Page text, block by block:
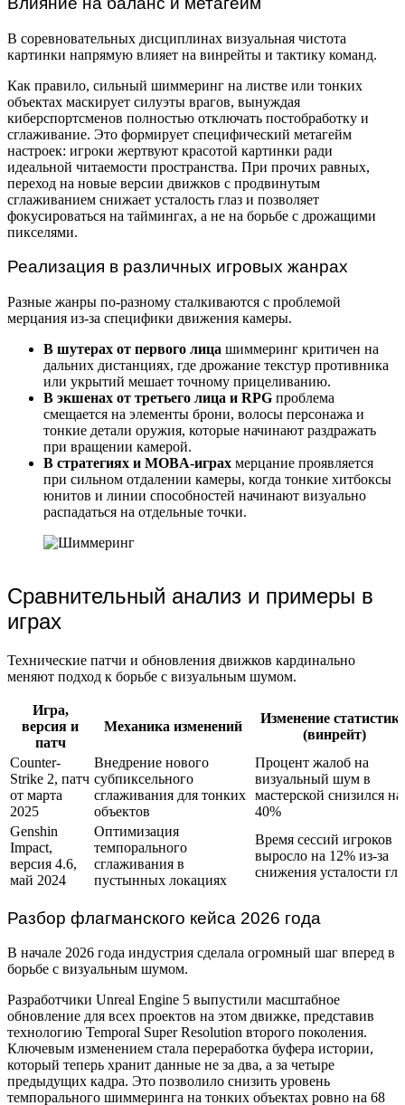
В соревновательных дисциплинах визуальная чистота
картинки напрямую влияет на винрейты и тактику команд.
Как правило, сильный шиммеринг на листве или тонких
объектах маскирует силуэты врагов, вынуждая
киберспортсменов полностью отключать постобработку и
сглаживание. Это формирует специфический метагейм
настроек: игроки жертвуют красотой картинки ради
идеальной читаемости пространства. При прочих равных,
переход на новые версии движков с продвинутым
сглаживанием снижает усталость глаз и позволяет
фокусироваться на таймингах, а не на борьбе с дрожащими
пикселями.
Реализация в различных игровых жанрах
Разные жанры по-разному сталкиваются с проблемой
мерцания из-за специфики движения камеры.
В шутерах от первого лица шиммеринг критичен на
дальних дистанциях, где дрожание текстур противника
или укрытий мешает точному прицеливанию.
В экшенах от третьего лица и RPG проблема
смещается на элементы брони, волосы персонажа и
тонкие детали оружия, которые начинают раздражать
при вращении камерой.
В стратегиях и MOBA-играх мерцание проявляется
при сильном отдалении камеры, когда тонкие хитбоксы
юнитов и линии способностей начинают визуально
распадаться на отдельные точки.
Сравнительный анализ и примеры в
играх
Технические патчи и обновления движков кардинально
меняют подход к борьбе с визуальным шумом.
Игра,
версия и
патч
Механика изменений
Изменение
(винрейт)
Counter-
Strike 2, патч
от марта
2025
Внедрение нового
субпиксельного
сглаживания для тонких
объектов
Процент жалоб на
визуальный шум в
мастерской снизился на
40%
Genshin
Impact,
версия 4.6,
май 2024
Оптимизация
темпорального
сглаживания в
пустынных локациях
Время сессий игроков
выросло на 12% из-за
снижения усталости
Разбор флагманского кейса 2026 года
В начале 2026 года индустрия сделала огромный шаг вперед в
борьбе с визуальным шумом.
Разработчики Unreal Engine 5 выпустили масштабное
обновление для всех проектов на этом движке, представив
технологию Temporal Super Resolution второго поколения.
Ключевым изменением стала переработка буфера истории,
который теперь хранит данные не за два, а за четыре
предыдущих кадра. Это позволило снизить уровень
темпорального шиммеринга на тонких объектах ровно на 68